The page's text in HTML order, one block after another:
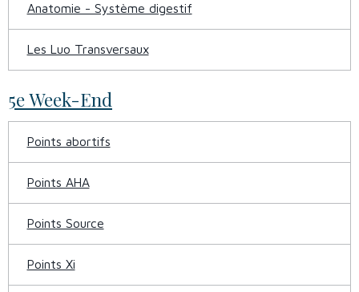
Anatomie - Système digestif
Les Luo Transversaux
5e Week-End
Points abortifs
Points AHA
Points Source
Points Xi